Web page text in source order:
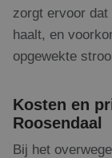
zorgt ervoor
haalt, en
opgewekte
Kosten en
Roosendaal
Bij het